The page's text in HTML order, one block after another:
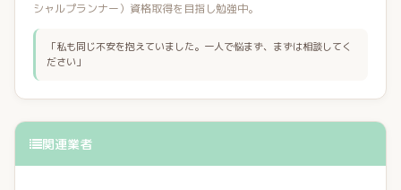
シャルプランナー）資格取得を目指し勉強中。
「私も同じ不安を抱えていました。一人で悩まず、まずは相談してく
ださい」
関連業者